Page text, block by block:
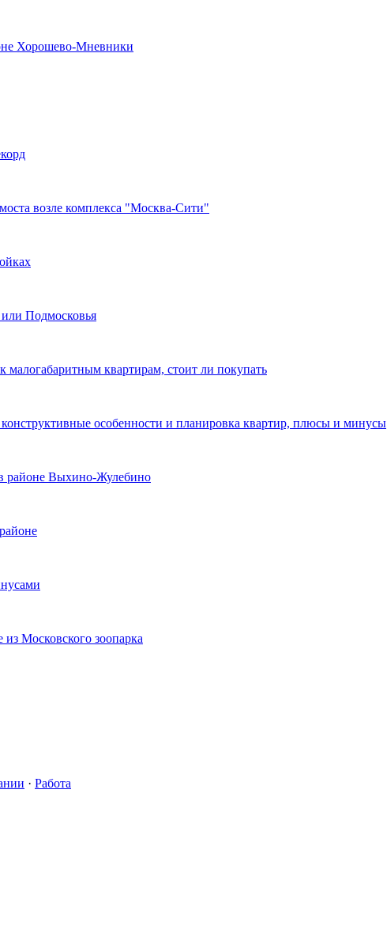
Хорошево-Мневники
возле комплекса "Москва-Сити"
Подмосковья
малогабаритным квартирам, стоит ли покупать
особенности и планировка квартир, плюсы и минусы
в районе Выхино-Жулебино
Московского зоопарка
· Работа